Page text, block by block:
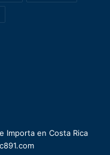
Importa en Costa Rica